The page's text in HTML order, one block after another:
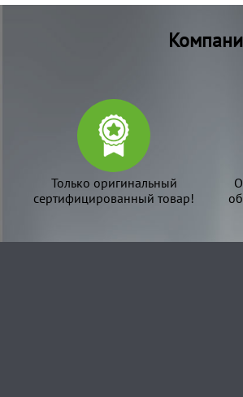
Только оригинальный
сертифицированный товар!